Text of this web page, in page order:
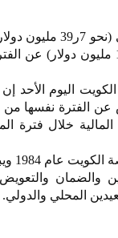
أعلنت شركة مجموعة الخليج للتأمين
اليوم الأحد
خلال فترة
وأسست
أنواع التأمين والضمان
المحلي والدولي.